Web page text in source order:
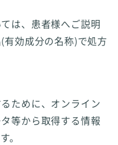
は、患者様へご説明
効成分の名称)で処方
ために、オンライン
等から取得する情報
。